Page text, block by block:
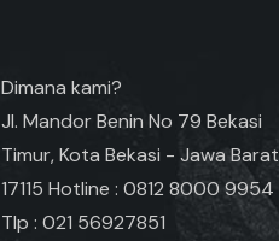
Dimana kami?
Jl. Mandor Benin No 79 Bekasi
Timur, Kota Bekasi - Jawa Barat
17115 Hotline : 0812 8000 9954
Tlp : 021 56927851